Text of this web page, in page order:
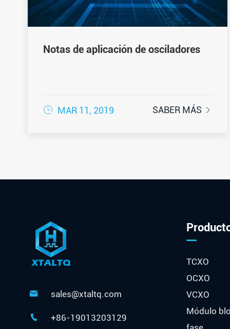
Notas de aplicación de osciladores
 MAR 11, 2019 SABER MÁS 
 sales@xtaltq.com
 +86-19013203129
TCXO
OCXO
VCXO
Módulo